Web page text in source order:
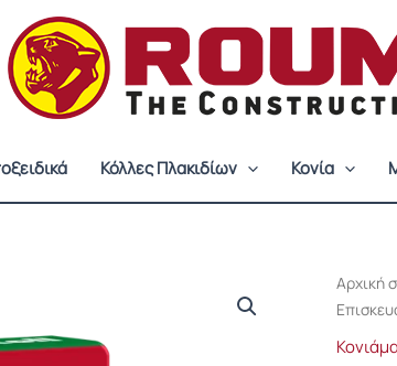
Κόλλες Πλακιδίων Κονία
Αρχική